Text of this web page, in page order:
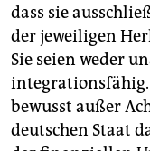
dass sie
der jeweiligen
Sie seien weder
integrationsfähig.
bewusst außer
deutschen Staat